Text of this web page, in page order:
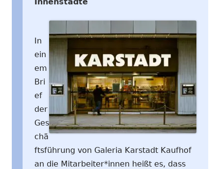
In
ein
em
Bri
ef
der
Ges
chä
ftsführung von Galeria Karstadt Kaufhof
an die Mitarbeiter*innen heißt es, dass